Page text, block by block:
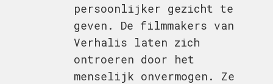
persoonlijker gezicht te
geven. De filmmakers van
Verhalis laten zich
ontroeren door het
menselijk onvermogen. Ze